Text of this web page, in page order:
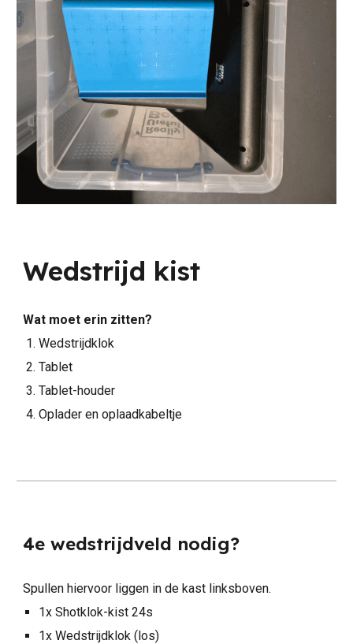
Wedstrijd kist
Wat moet erin zitten?
Wedstrijdklok
Tablet
Tablet-houder
Oplader en oplaadkabeltje
4e wedstrijdveld nodig?
Spullen hiervoor liggen in de kast linksboven.
1x Shotklok-kist 24s
1x Wedstrijdklok (los)